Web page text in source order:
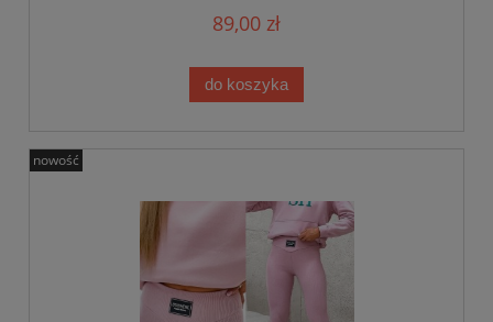
89,00 zł
do koszyka
nowość